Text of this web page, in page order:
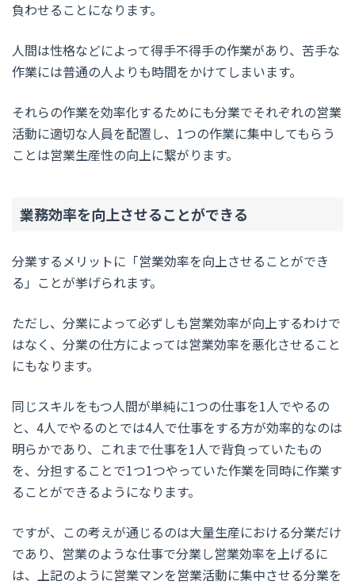
負わせることになります。
人間は性格などによって得手不得手の作業があり、苦手な
作業には普通の人よりも時間をかけてしまいます。
それらの作業を効率化するためにも分業でそれぞれの営業
活動に適切な人員を配置し、1つの作業に集中してもらう
ことは営業生産性の向上に繋がります。
業務効率を向上させることができる
分業するメリットに「営業効率を向上させることができ
る」ことが挙げられます。
ただし、分業によって必ずしも営業効率が向上するわけで
はなく、分業の仕方によっては営業効率を悪化させること
にもなります。
同じスキルをもつ人間が単純に1つの仕事を1人でやるの
と、4人でやるのとでは4人で仕事をする方が効率的なのは
明らかであり、これまで仕事を1人で背負っていたもの
を、分担することで1つ1つやっていた作業を同時に作業す
ることができるようになります。
ですが、この考えが通じるのは大量生産における分業だけ
であり、営業のような仕事で分業し営業効率を上げるに
は、上記のように営業マンを営業活動に集中させる分業を